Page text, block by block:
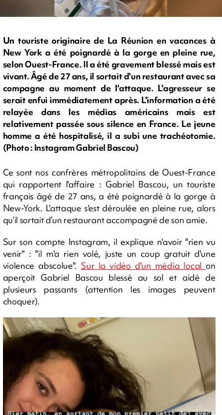
Un touriste originaire de La Réunion en vacances à
New York a été poignardé à la gorge en pleine rue,
selon Ouest-France. Il a été gravement blessé mais est
vivant. Âgé de 27 ans, il sortait d'un restaurant avec sa
compagne au moment de l'attaque. L'agresseur se
serait enfui immédiatement après. L'information a été
relayée dans les médias américains mais est
relativement passée sous silence en France. Le jeune
homme a été hospitalisé, il a subi une trachéotomie.
(Photo : Instagram Gabriel Bascou)
Ce sont nos confrères métropolitains de Ouest-France
qui rapportent l'affaire : Gabriel Bascou, un touriste
français âgé de 27 ans, a été poignardé à la gorge à
New-York. L'attaque s'est déroulée en pleine rue, alors
qu’il sortait d’un restaurant accompagné de son amie.
Sur son compte Instagram, il explique n'avoir "rien vu
venir" : "il m'a rien volé, juste un coup gratuit d'une
violence abscolue". Sur la vidéo d'un média local on
aperçoit Gabriel Bascou blessé au sol et aidé de
plusieurs passants (attention les images peuvent
choquer).